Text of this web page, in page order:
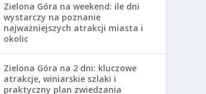
Zielona Góra na weekend: ile dni
wystarczy na poznanie
najważniejszych atrakcji miasta i
okolic
Zielona Góra na 2 dni: kluczowe
atrakcje, winiarskie szlaki i
praktyczny plan zwiedzania